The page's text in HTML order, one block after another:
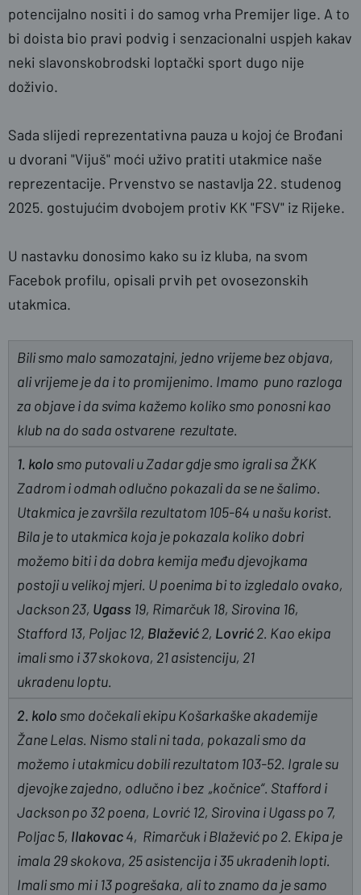
potencijalno nositi i do samog vrha Premijer lige. A to
bi doista bio pravi podvig i senzacionalni uspjeh kakav
neki slavonskobrodski loptački sport dugo nije
doživio.
Sada slijedi reprezentativna pauza u kojoj će Brođani
u dvorani "Vijuš" moći uživo pratiti utakmice naše
reprezentacije. Prvenstvo se nastavlja 22. studenog
2025. gostujućim dvobojem protiv KK "FSV" iz Rijeke.
U nastavku donosimo kako su iz kluba, na svom
Facebok profilu, opisali prvih pet ovosezonskih
utakmica.
Bili smo malo samozatajni, jedno vrijeme bez objava,
ali vrijeme je da i to promijenimo. Imamo puno razloga
za objave i da svima kažemo koliko smo ponosni kao
klub na do sada ostvarene rezultate.
1. kolo smo putovali u Zadar gdje smo igrali sa ŽKK
Zadrom i odmah odlučno pokazali da se ne šalimo.
Utakmica je završila rezultatom 105-64 u našu korist.
Bila je to utakmica koja je pokazala koliko dobri
možemo biti i da dobra kemija među djevojkama
postoji u velikoj mjeri. U poenima bi to izgledalo ovako,
Jackson 23, Ugass 19, Rimarčuk 18, Sirovina 16,
Stafford 13, Poljac 12, Blažević2, Lovrić2. Kao ekipa
imali smo i 37 skokova, 21 asistenciju, 21
ukradenu loptu.
2. kolo smo dočekali ekipu Košarkaške akademije
Žane Lelas. Nismo stali ni tada, pokazali smo da
možemo i utakmicu dobili rezultatom 103-52. Igrale su
djevojke zajedno, odlučno i bez „kočnice“. Stafford i
Jackson po 32 poena, Lovrić 12, Sirovina i Ugass po 7,
Poljac 5, Ilakovac4, Rimarčuk i Blažević po 2. Ekipa je
imala 29 skokova, 25 asistencija i 35 ukradenih lopti.
Imali smo mi i 13 pogrešaka, ali to znamo da je samo